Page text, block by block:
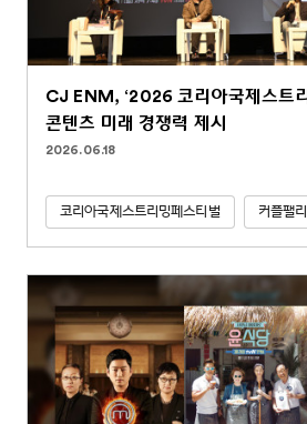
CJ ENM, ‘2026 코리아국제스트
콘텐츠 미래 경쟁력 제시
2026.06.18
코리아국제스트리밍페스티벌 커플팰